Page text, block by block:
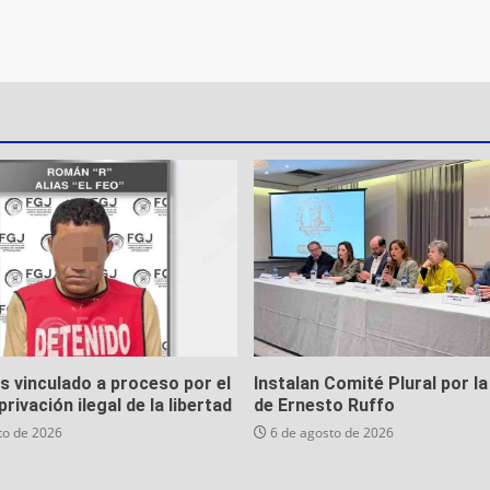
vinculado a proceso por el
ilegal de la libertad
de 2026
Instalan Comité Plural por
de Ernesto Ruffo
6 de agosto de 2026